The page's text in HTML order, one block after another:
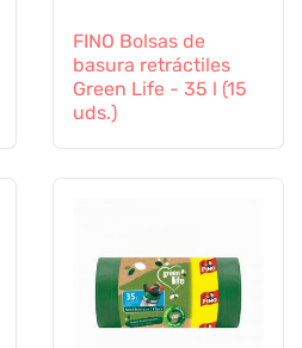
FINO Bolsas de
basura retráctiles
Green Life - 35 l (15
uds.)